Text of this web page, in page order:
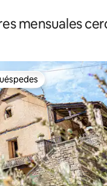
mensuales